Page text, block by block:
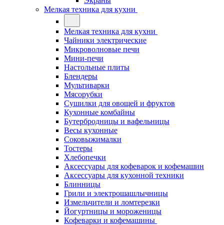
Мелкая техника для кухни
Мелкая техника для кухни
Чайники электрические
Микроволновые печи
Мини-печи
Настольные плиты
Блендеры
Мультиварки
Мясорубки
Сушилки для овощей и фруктов
Кухонные комбайны
Бутербродницы и вафельницы
Весы кухонные
Соковыжималки
Тостеры
Хлебопечки
Аксессуары для кофеварок и кофемашин
Аксессуары для кухонной техники
Блинницы
Грили и электрошашлычницы
Измельчители и ломтерезки
Йогуртницы и мороженицы
Кофеварки и кофемашины